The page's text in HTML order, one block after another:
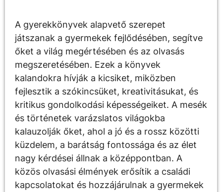
A gyerekkönyvek alapvető szerepet
játszanak a gyermekek fejlődésében, segítve
őket a világ megértésében és az olvasás
megszeretésében. Ezek a könyvek
kalandokra hívják a kicsiket, miközben
fejlesztik a szókincsüket, kreativitásukat, és
kritikus gondolkodási képességeiket. A mesék
és történetek varázslatos világokba
kalauzolják őket, ahol a jó és a rossz közötti
küzdelem, a barátság fontossága és az élet
nagy kérdései állnak a középpontban. A
közös olvasási élmények erősítik a családi
kapcsolatokat és hozzájárulnak a gyermekek